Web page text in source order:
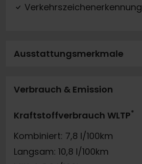
Verkehrszeichenerkennung
Ausstattungsmerkmale
Verbrauch & Emission
Kraftstoffverbrauch WLTP*
Kombiniert: 7,8 l/100km
Langsam: 10,8 l/100km